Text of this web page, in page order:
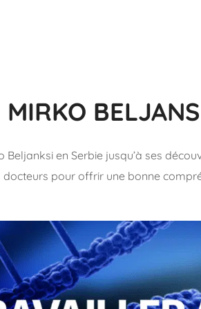
en Serbie jusqu’à ses
pour offrir une bonne